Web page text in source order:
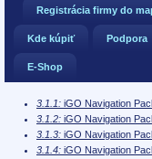
Registrácia firmy do
Kde kúpiť Podpora
E-Shop
3.1.1: iGO Navigation
3.1.2: iGO Navigation
3.1.3: iGO Navigation
3.1.4: iGO Navigation